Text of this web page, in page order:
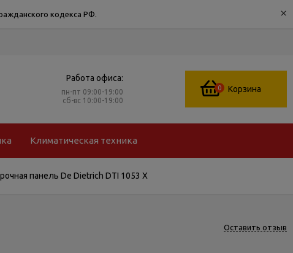
кодекса РФ. ×
Работа офиса:
пн-пт 09:00-19:00
сб-вс 10:00-19:00
0 Корзина
Климатическая техника
панель De Dietrich DTI 1053 X
Оставить отзыв